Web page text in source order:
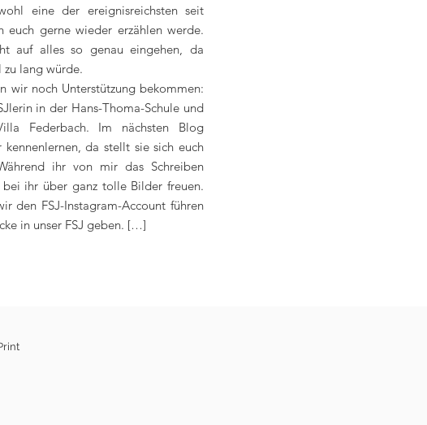
eine der ereignisreichsten seit
euch gerne wieder erzählen werde.
auf alles so genau eingehen, da
zu lang würde.
wir noch Unterstützung bekommen:
in der Hans-Thoma-Schule und
Federbach. Im nächsten Blog
da stellt sie sich euch
ihr von mir das Schreiben
ihr über ganz tolle Bilder freuen.
den FSJ-Instagram-Account führen
in unser FSJ geben. […]